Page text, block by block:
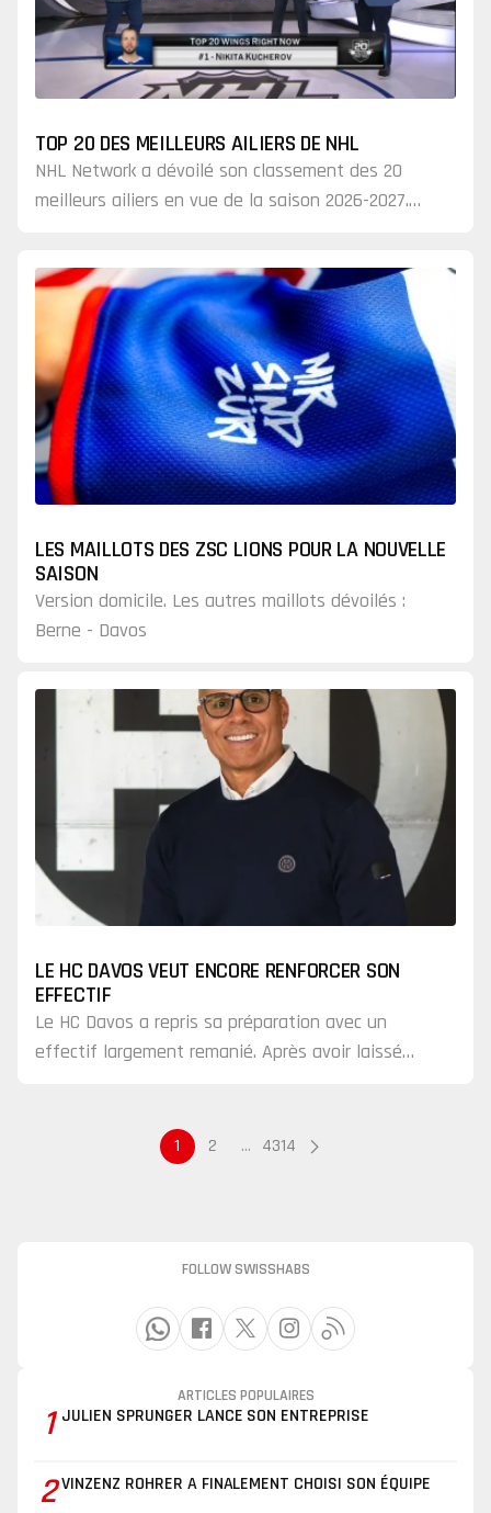
TOP 20 DES MEILLEURS AILIERS DE NHL
NHL Network a dévoilé son classement des 20
meilleurs ailiers en vue de la saison 2026-2027.
LES MAILLOTS DES ZSC LIONS POUR LA NOUVELLE
SAISON
Version domicile. Les autres maillots dévoilés :
Berne - Davos
LE HC DAVOS VEUT ENCORE RENFORCER SON
EFFECTIF
Le HC Davos a repris sa préparation avec un
effectif largement remanié. Après avoir laissé
1 2 … 4314
FOLLOW SWISSHABS
ARTICLES POPULAIRES
1 JULIEN SPRUNGER LANCE SON ENTREPRISE
2 VINZENZ ROHRER A FINALEMENT CHOISI SON ÉQUIPE